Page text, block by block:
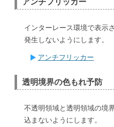
アンチフリッカー
インターレース環境で表示
発生しないようにします。
アンチフリッカー
透明境界の色もれ予防
不透明領域と透明領域の境
込まないようにします。